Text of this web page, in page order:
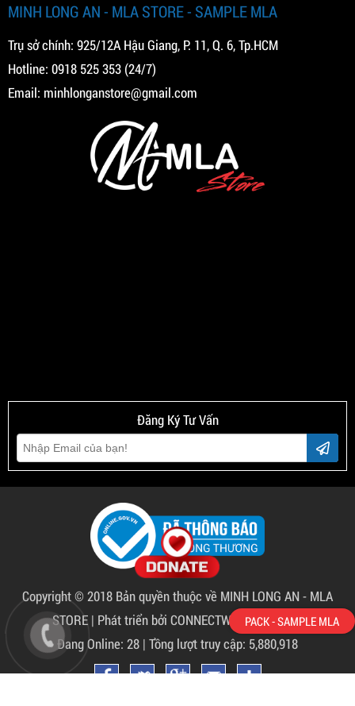
MINH LONG AN - MLA STORE - SAMPLE MLA
Trụ sở chính: 925/12A Hậu Giang, P. 11, Q. 6, Tp.HCM
Hotline: 0918 525 353 (24/7)
Email: minhlonganstore@gmail.com
Đăng Ký Tư Vấn
Copyright © 2018 Bản quyền thuộc về MINH LONG AN - MLA
STORE | Phát triển bởi CONNECTWORLD CO.,LTD
Đang Online: 28 | Tồng lượt truy cập: 5,880,918
PACK - SAMPLE MLA